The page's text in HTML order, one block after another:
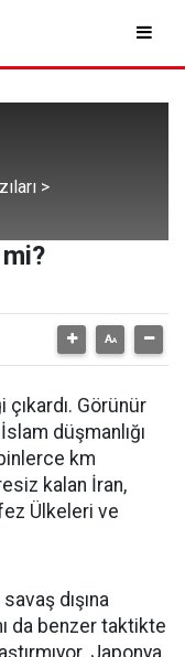
>
Görünür
düşmanlığı
km
kalan İran,
Ülkeleri ve
dışına
da benzer taktikte
Japonya